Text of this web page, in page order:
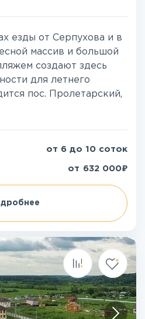
езды от Серпухова и в
массив и большой
создают здесь
для летнего
пос. Пролетарский,
от 6 до 10 соток
от 632 000₽